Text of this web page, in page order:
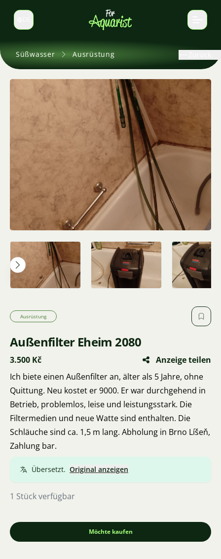
Sprache wechseln
Süßwasser Ausrüstung
Ausrüstung
Außenfilter Eheim 2080
3.500 Kč
Anzeige teilen
Ich biete einen Außenfilter an, älter als 5 Jahre, ohne
Quittung. Neu kostet er 9000. Er war durchgehend in
Betrieb, problemlos, leise und leistungsstark. Die
Filtermedien und neue Watte sind enthalten. Die
Schläuche sind ca. 1,5 m lang. Abholung in Brno Líšeň,
Zahlung bar.
Übersetzt. Original anzeigen
1 Stück verfügbar
Möchte kaufen